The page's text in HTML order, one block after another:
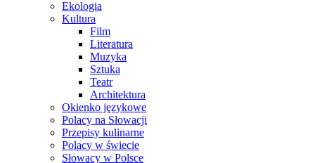
Ekologia
Kultura
Film
Literatura
Muzyka
Sztuka
Teatr
Architektura
Okienko językowe
Polacy na Słowacji
Przepisy kulinarne
Polacy w świecie
Słowacy w Polsce